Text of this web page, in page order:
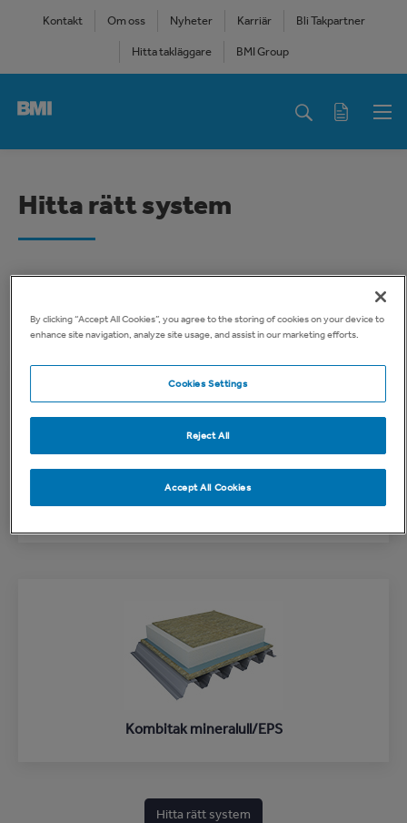
content
Kontakt Om oss Nyheter Karriär Bli Takpartner
Hitta takläggare BMI Group
navigation
Hitta rätt system
Homogent tak av mineralull
Kombitak mineralull/EPS
Hitta rätt system
By clicking “Accept All Cookies”, you agree to the storing of cookies on your device to
enhance site navigation, analyze site usage, and assist in our marketing efforts.
Cookies Settings
Reject All
Accept All Cookies